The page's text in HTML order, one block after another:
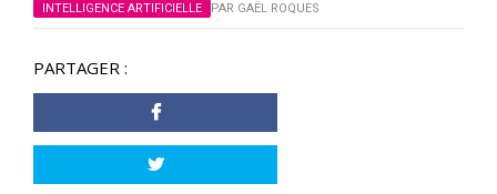
INTELLIGENCE ARTIFICIELLE PAR GAËL ROQUES
PARTAGER :